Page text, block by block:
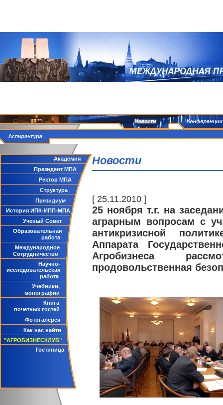
Академия
Президент МПА
Ректор МПА
Структура
Президиум
История ИПК-ИПП-МПА
Ученый Совет
Образовательная
работа
Международное
Сотрудничество
Научно-
исследовательская
работа
Учебники,
монографии
Книга
почетных гостей
Фотогалерея
Как нас найти
"АГРОБИЗНЕСКЛУБ"
Гостиница
Новости
[ 25.11.2010 ]
25 ноября т.г. на
аграрным вопросам с
антикризисной
Аппарата
Агробизнеса
продовольственная